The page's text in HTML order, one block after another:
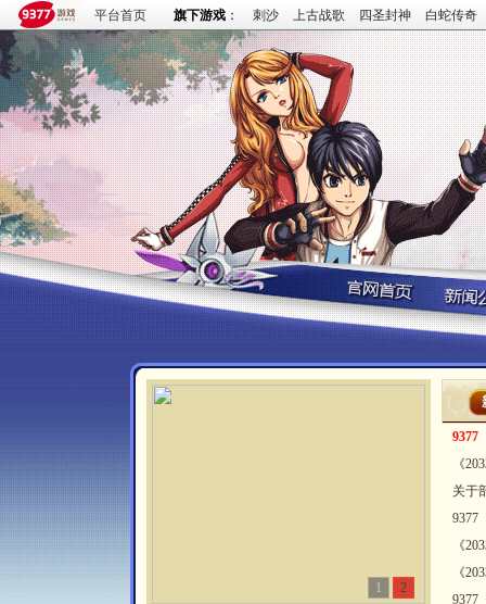
平台首页 旗下游戏 ： 刺沙 上古战歌 四圣封神 白蛇传奇
1 2
9377
《
关于
9377
《
《
9377